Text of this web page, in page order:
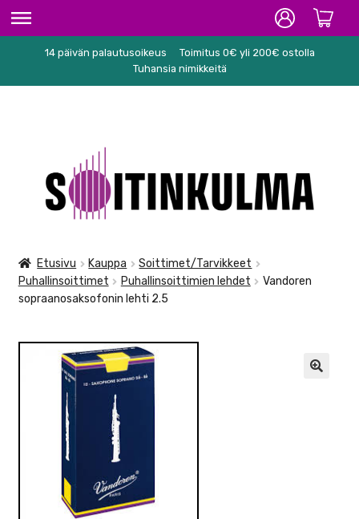
ETUSIVU
KARAOKE
NUOTIT
TARVIKKEET
KÄYTETYT
TARJOUKSET
14 päivän palautusoikeus
Toimitus 0€ yli 200€ ostolla
Tuhansia nimikkeitä
navigointiin
sisältöön
Etusivu Kauppa
Soittimet/Tarvikkeet
Puhallinsoittimet
Puhallinsoittimien lehdet
Vandoren
sopraanosaksofonin lehti 2.5